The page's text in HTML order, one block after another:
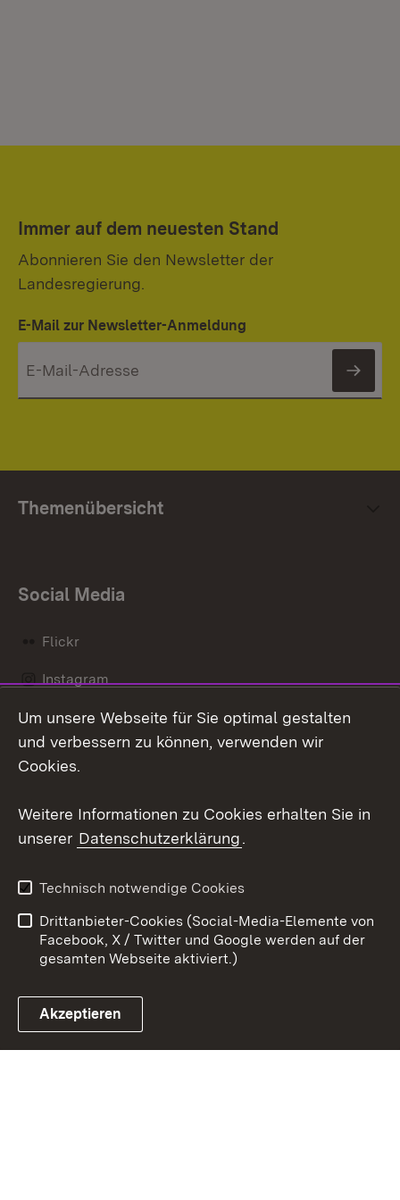
Immer auf dem neuesten Stand
Abonnieren Sie den Newsletter der
Landesregierung.
E-Mail zur Newsletter-Anmeldung
Themenübersicht
Social Media
Flickr
Instagram
Social Wall
Link zum Landesportal
Barrierefreiheit
Benutzungshinweise
Impressum
Cookies
Um unsere Webseite für Sie optimal gestalten
und verbessern zu können, verwenden wir
Cookies.
Weitere Informationen zu Cookies erhalten Sie in
unserer Datenschutzerklärung.
Technisch notwendige Cookies
Drittanbieter-Cookies (Social-Media-Elemente von
Facebook, X / Twitter und Google werden auf der
gesamten Webseite aktiviert.)
Akzeptieren